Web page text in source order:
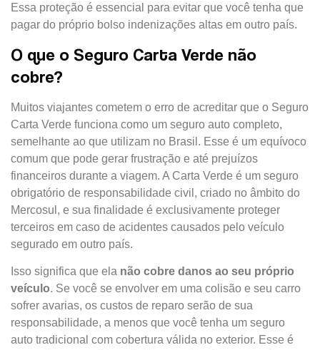
Essa proteção é essencial para evitar que você tenha que
pagar do próprio bolso indenizações altas em outro país.
O que o Seguro Carta Verde não
cobre?
Muitos viajantes cometem o erro de acreditar que o Seguro
Carta Verde funciona como um seguro auto completo,
semelhante ao que utilizam no Brasil. Esse é um equívoco
comum que pode gerar frustração e até prejuízos
financeiros durante a viagem. A Carta Verde é um seguro
obrigatório de responsabilidade civil, criado no âmbito do
Mercosul, e sua finalidade é exclusivamente proteger
terceiros em caso de acidentes causados pelo veículo
segurado em outro país.
Isso significa que ela não cobre danos ao seu próprio
veículo. Se você se envolver em uma colisão e seu carro
sofrer avarias, os custos de reparo serão de sua
responsabilidade, a menos que você tenha um seguro
auto tradicional com cobertura válida no exterior. Esse é